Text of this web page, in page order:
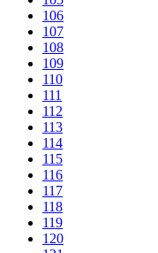
106
107
108
109
110
111
112
113
114
115
116
117
118
119
120